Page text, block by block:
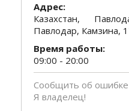
Адрес:
Казахстан,
Павлодар, Камзина,
Время работы:
09:00 - 20:00
Сообщить об ошибке
Я владелец!